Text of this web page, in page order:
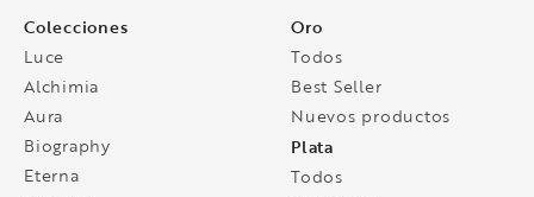
Colecciones
Luce
Alchimia
Aura
Biography
Eterna
Oro
Todos
Best Seller
Nuevos productos
Plata
Todos